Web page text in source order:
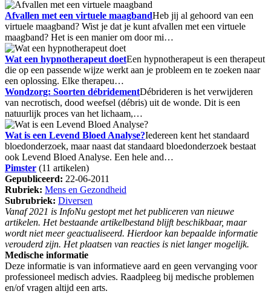
Afvallen met een virtuele maagbandHeb jij al gehoord van een
virtuele maagband? Wist je dat je kunt afvallen met een virtuele
maagband? Het is een manier om door mi…
Wat een hypnotherapeut doetEen hypnotherapeut is een therapeut
die op een passende wijze werkt aan je probleem en te zoeken naar
een oplossing. Elke therapeu…
Wondzorg: Soorten débridementDébrideren is het verwijderen
van necrotisch, dood weefsel (débris) uit de wonde. Dit is een
natuurlijk proces van het lichaam,…
Wat is een Levend Bloed Analyse?Iedereen kent het standaard
bloedonderzoek, maar naast dat standaard bloedonderzoek bestaat
ook Levend Bloed Analyse. Een hele and…
Pimster (11 artikelen)
Gepubliceerd: 22-06-2011
Rubriek: Mens en Gezondheid
Subrubriek: Diversen
Vanaf 2021 is InfoNu gestopt met het publiceren van nieuwe
artikelen. Het bestaande artikelbestand blijft beschikbaar, maar
wordt niet meer geactualiseerd. Hierdoor kan bepaalde informatie
verouderd zijn. Het plaatsen van reacties is niet langer mogelijk.
Medische informatie
Deze informatie is van informatieve aard en geen vervanging voor
professioneel medisch advies. Raadpleeg bij medische problemen
en/of vragen altijd een arts.